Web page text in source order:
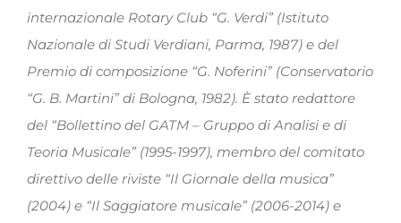
internazionale Rotary Club “G. Verdi” (Istituto
Nazionale di Studi Verdiani, Parma, 1987) e del
Premio di composizione “G. Noferini” (Conservatorio
“G. B. Martini” di Bologna, 1982). È stato redattore
del “Bollettino del GATM – Gruppo di Analisi e di
Teoria Musicale” (1995-1997), membro del comitato
direttivo delle riviste “Il Giornale della musica”
(2004) e “Il Saggiatore musicale” (2006-2014) e